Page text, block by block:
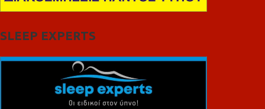
SLEEP EXPERTS